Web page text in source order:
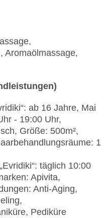
Aromaölmassage,
ab 16 Jahre, Mai
- 19:00 Uhr,
Größe: 500m²,
1
täglich 10:00
Apivita,
Anti-Aging,
Pediküre